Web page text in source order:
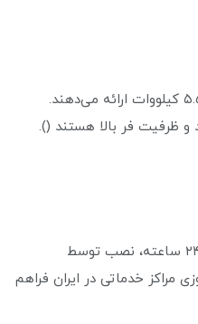
مدل‌های صفحه‌ای شعله‌هایی تا ۵.۵ کیلووات ارائه می‌دهند.
و ظرفیت فر بالا هستند ().
گارانتی رسمی همراه با پشتیبانی ۲۴ ساعته، نصب توسط
مراکز خدماتی در ایران فراهم